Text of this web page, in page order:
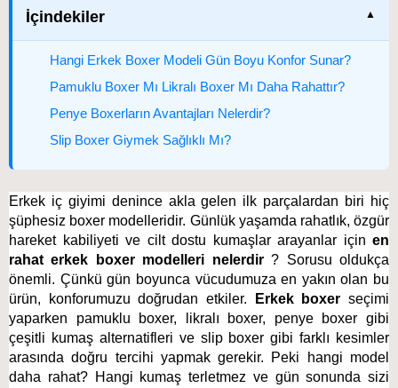
İçindekiler
Hangi Erkek Boxer Modeli Gün Boyu Konfor Sunar?
Pamuklu Boxer Mı Likralı Boxer Mı Daha Rahattır?
Penye Boxerların Avantajları Nelerdir?
Slip Boxer Giymek Sağlıklı Mı?
Erkek iç giyimi denince akla gelen ilk parçalardan biri hiç
şüphesiz boxer modelleridir. Günlük yaşamda rahatlık, özgür
hareket kabiliyeti ve cilt dostu kumaşlar arayanlar için en
rahat erkek boxer modelleri nelerdir? Sorusu oldukça
önemli. Çünkü gün boyunca vücudumuza en yakın olan bu
ürün, konforumuzu doğrudan etkiler.
Erkek boxerseçimi
yaparken pamuklu boxer, likralı boxer, penye boxer gibi
çeşitli kumaş alternatifleri ve slip boxer gibi farklı kesimler
arasında doğru tercihi yapmak gerekir. Peki hangi model
daha rahat? Hangi kumaş terletmez ve gün sonunda sizi